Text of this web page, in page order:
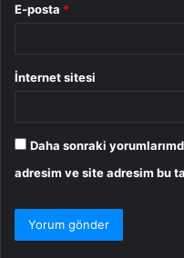
E-posta *
İnternet sitesi
Daha sonraki
adresim ve site adresim bu